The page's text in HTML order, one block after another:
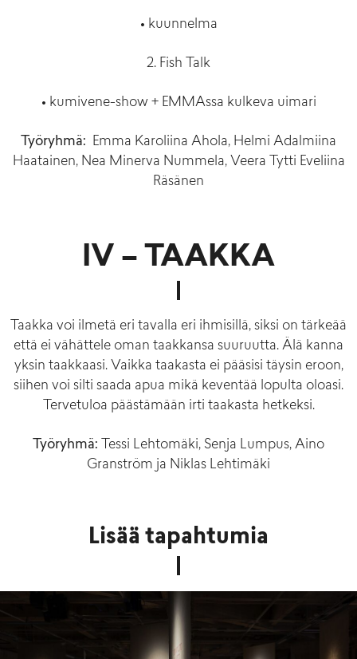
• kuunnelma
2. Fish Talk
• kumivene-show + EMMAssa kulkeva uimari
Työryhmä:
Emma Karoliina Ahola, Helmi Adalmiina
Haatainen, Nea Minerva Nummela, Veera Tytti Eveliina
Räsänen
IV – TAAKKA
Taakka voi ilmetä eri tavalla eri ihmisillä, siksi on tärkeää
että ei vähättele oman taakkansa suuruutta. Älä kanna
yksin taakkaasi. Vaikka taakasta ei pääsisi täysin eroon,
siihen voi silti saada apua mikä keventää lopulta oloasi.
Tervetuloa päästämään irti taakasta hetkeksi.
Työryhmä: Tessi Lehtomäki, Senja Lumpus, Aino
Granström ja Niklas Lehtimäki
Lisää tapahtumia